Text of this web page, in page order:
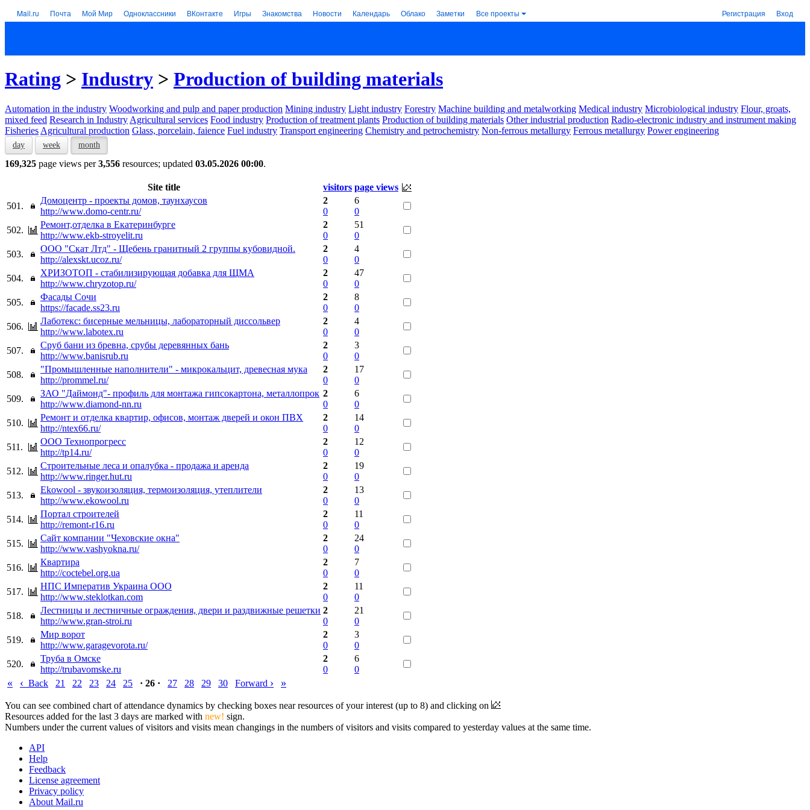
Mail.ru Почта Мой Мир Одноклассники ВКонтакте Игры Знакомства Новости Календарь Облако Заметки Все проекты Регистрация Вход
Rating > Industry > Production of building materials
Automation in the industry Woodworking and pulp and paper production Mining industry Light industry Forestry Machine building and metalworking Medical industry Microbiological industry Flour, groats,
mixed feed Research in Industry Agricultural services Food industry Production of treatment plants Production of building materials Other industrial production Radio-electronic industry and instrument making
Fisheries Agricultural production Glass, porcelain, faience Fuel industry Transport engineering Chemistry and petrochemistry Non-ferrous metallurgy Ferrous metallurgy Power engineering
day week month
169,325 page views per3,556 resources; updated 03.05.2026 00:00.
Site title visitors page views
501.
Домоцентр - проекты домов, таунхаусов
http://www.domo-centr.ru/
2
0
6
0
502.
Ремонт,отделка в Екатеринбурге
http://www.ekb-stroyelit.ru
2
0
51
0
503.
ООО "Скат Лтд" - Щебень гранитный 2 группы кубовидной.
http://alexskt.ucoz.ru/
2
0
4
0
504.
ХРИЗОТОП - стабилизирующая добавка для ЩМА
http://www.chryzotop.ru/
2
0
47
0
505.
Фасады Сочи
https://facade.ss23.ru
2
0
8
0
506.
Лаботекс: бисерные мельницы, лабораторный диссольвер
http://www.labotex.ru
2
0
4
0
507.
Сруб бани из бревна, срубы деревянных бань
http://www.banisrub.ru
2
0
3
0
508.
"Промышленные наполнители" - микрокальцит, древесная мука
http://prommel.ru/
2
0
17
0
509.
ЗАО "Даймонд"- профиль для монтажа гипсокартона, металлопрок
http://www.diamond-nn.ru
2
0
6
0
510.
Ремонт и отделка квартир, офисов, монтаж дверей и окон ПВХ
http://ntex66.ru/
2
0
14
0
511.
ООО Технопрогресс
http://tp14.ru/
2
0
12
0
512.
Строительные леса и опалубка - продажа и аренда
http://www.ringer.hut.ru
2
0
19
0
513.
Ekowool - звукоизоляция, термоизоляция, утеплители
http://www.ekowool.ru
2
0
13
0
514.
Портал строителей
http://remont-r16.ru
2
0
11
0
515.
Сайт компании "Чеховские окна"
http://www.vashyokna.ru/
2
0
24
0
516.
Квартира
http://coctebel.org.ua
2
0
7
0
517.
НПС Императив Украина ООО
http://www.steklotkan.com
2
0
11
0
518.
Лестницы и лестничные ограждения, двери и раздвижные решетки
http://www.gran-stroi.ru
2
0
21
0
519.
Мир ворот
http://www.garagevorota.ru/
2
0
3
0
520.
Труба в Омске
http://trubavomske.ru
2
0
6
0
« ‹ Back 21 22 23 24 25 · 26 · 27 28 29 30 Forward › »
You can see combined chart of attendance dynamics by checking boxes near resources of your interest (up to 8) and clicking on
Resources added for the last 3 days are marked with new! sign.
Numbers under the current values of visitors and visits mean changings in the numbers of visitors and visits compared to yesterday values at the same time.
API
Help
Feedback
License agreement
Privacy policy
About Mail.ru